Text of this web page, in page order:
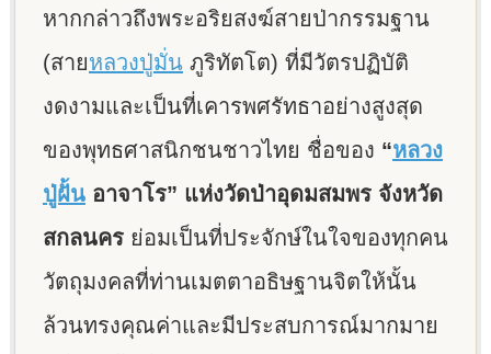
หากกล่าวถึงพระอริยสงฆ์สายป่ากรรมฐาน
(สายหลวงปู่มั่น ภูริทัตโต) ที่มีวัตรปฏิบัติ
งดงามและเป็นที่เคารพศรัทธาอย่างสูงสุด
ของพุทธศาสนิกชนชาวไทย ชื่อของ “หลวง
ปู่ฝั้น อาจาโร” แห่งวัดป่าอุดมสมพร จังหวัด
สกลนคร ย่อมเป็นที่ประจักษ์ในใจของทุกคน
วัตถุมงคลที่ท่านเมตตาอธิษฐานจิตให้นั้น
ล้วนทรงคุณค่าและมีประสบการณ์มากมาย